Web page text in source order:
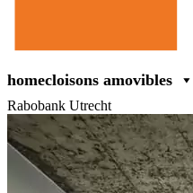
homecloisons amovibles
Rabobank Utrecht